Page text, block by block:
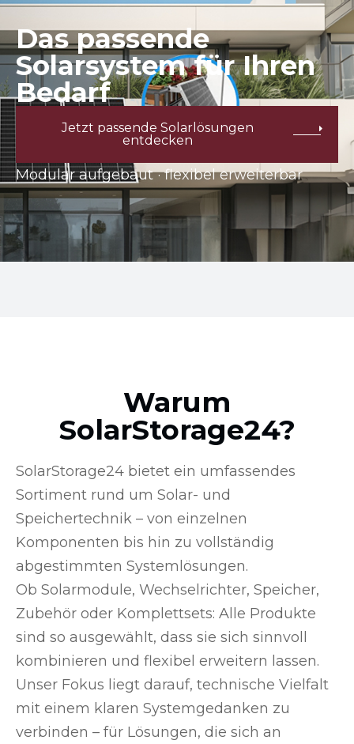
Das passende
Solarsystem für Ihren
Bedarf
Jetzt passende Solarlösungen
entdecken
Modular aufgebaut · flexibel erweiterbar
Warum
SolarStorage24?
SolarStorage24 bietet ein umfassendes
Sortiment rund um Solar- und
Speichertechnik – von einzelnen
Komponenten bis hin zu vollständig
abgestimmten Systemlösungen.
Ob Solarmodule, Wechselrichter, Speicher,
Zubehör oder Komplettsets: Alle Produkte
sind so ausgewählt, dass sie sich sinnvoll
kombinieren und flexibel erweitern lassen.
Unser Fokus liegt darauf, technische Vielfalt
mit einem klaren Systemgedanken zu
verbinden – für Lösungen, die sich an